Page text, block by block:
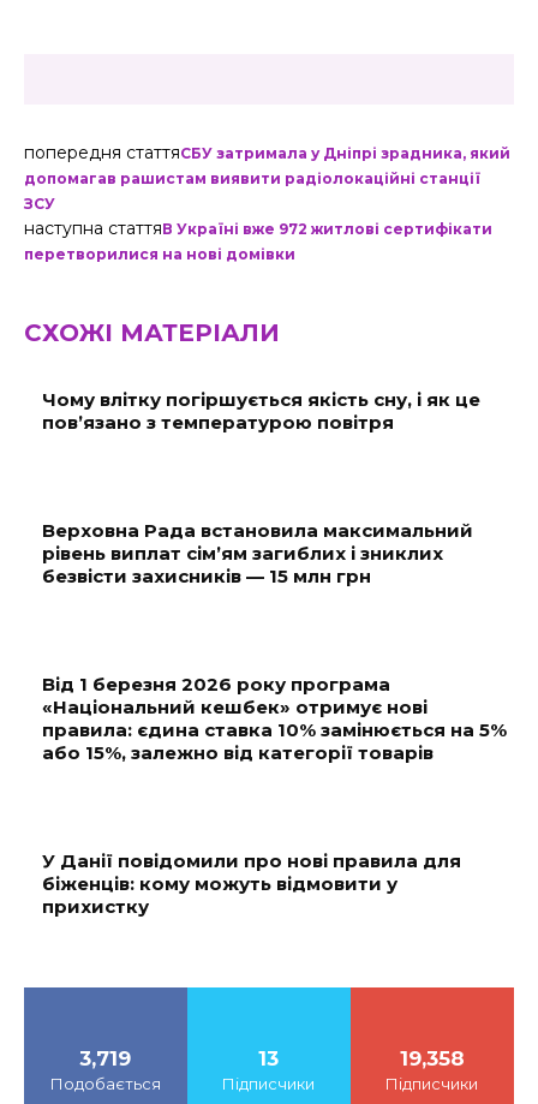
попередня статтяСБУ затримала у Дніпрі зрадника, який
допомагав рашистам виявити радіолокаційні станції
ЗСУ
наступна статтяВ Україні вже 972 житлові сертифікати
перетворилися на нові домівки
СХОЖІ МАТЕРІАЛИ
Чому влітку погіршується якість сну, і як це
пов’язано з температурою повітря
Верховна Рада встановила максимальний
рівень виплат сім’ям загиблих і зниклих
безвісти захисників — 15 млн грн
Від 1 березня 2026 року програма
«Національний кешбек» отримує нові
правила: єдина ставка 10% замінюється на 5%
або 15%, залежно від категорії товарів
У Данії повідомили про нові правила для
біженців: кому можуть відмовити у
прихистку
3,719
Подобається
13
Підписчики
19,358
Підписчики